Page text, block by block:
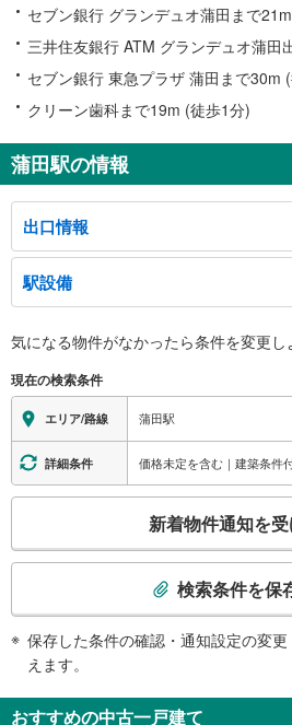
セブン銀行 グランデュオ蒲田まで
三井住友銀行 ATM グランデュオ蒲田
セブン銀行 東急プラザ 蒲田まで30m
クリーン歯科まで19m (徒歩1分)
蒲田駅の情報
出口情報
東口
大田区役所、蒲田駅前図書館、区民ホールア
業プラザＰＩＯ、大田区立消費者生活センタ
育館、京急蒲田駅、グランデュオ東館、蒲田駅
ば、タクシーのりば
西口
大田都税事務所、大田区社会福祉センター、
番、東急バスのりば、タクシーのりば
南口
東急多摩川・池上線、西六郷公園（タイヤ公
大田都税事務所
駅設備
※段差なしでの移動経路
【ＪＲ東日本】：○
【東急電鉄】：○
エレベータ
【ＪＲ】
・各ホーム⇔中央改札
・中央改札⇔西口
・西口（改札付近）
【ＪＲ】
・各ホーム⇔中央改札
・中央改札⇔西口
・中央改札⇔東口
トイレ
気になる物件がなかったら条件を変更し
現在の検索条件
エリア/路線 蒲田駅
詳細条件
検
知
新着物件通知を
検索条件を保
保存した条件の確認・通知設定の変更
えます。
おすすめの中古一戸建て